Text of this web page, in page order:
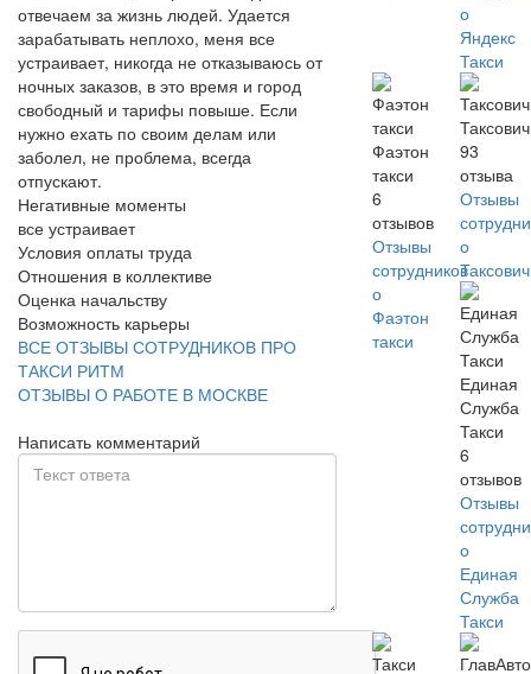
отвечаем за жизнь людей. Удается
зарабатывать неплохо, меня все
устраивает, никогда не отказываюсь от
ночных заказов, в это время и город
свободный и тарифы повыше. Если
нужно ехать по своим делам или
заболел, не проблема, всегда
отпускают.
Негативные моменты
все устраивает
Условия оплаты труда
Отношения в коллективе
Оценка начальству
Возможность карьеры
ВСЕ ОТЗЫВЫ СОТРУДНИКОВ ПРО
ТАКСИ РИТМ
ОТЗЫВЫ О РАБОТЕ В МОСКВЕ
Написать комментарий
о
Яндекс
Такси
Фаэтон
такси
6
отзывов
Отзывы
сотрудников
о
Фаэтон
такси
93
отзыва
Отзывы
о
Единая
Служба
Такси
6
отзывов
Отзывы
о
Единая
Служба
Такси